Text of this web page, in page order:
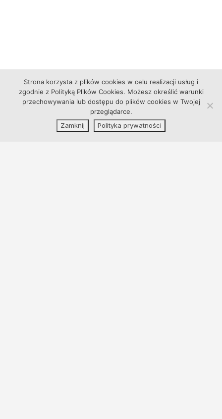
Strona korzysta z plików cookies w celu realizacji usług i
zgodnie z Polityką Plików Cookies. Możesz określić warunki
przechowywania lub dostępu do plików cookies w Twojej
przeglądarce.
Zamknij
Polityka prywatności